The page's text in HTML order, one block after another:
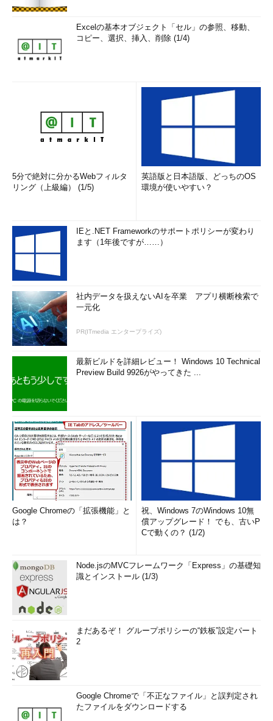
Excelの基本オブジェクト「セル」の参照、移動、
コピー、選択、挿入、削除 (1/4)
5分で絶対に分かるWebフィルタ
リング（上級編） (1/5)
英語版と日本語版、どっちのOS
環境が使いやすい？
IEと.NET Frameworkのサポートポリシーが変わり
ます（1年後ですが……）
社内データを扱えないAIを卒業 アプリ横断検索で
一元化
PR(ITmedia エンタープライズ)
最新ビルドを詳細レビュー！ Windows 10 Technical
Preview Build 9926がやってきた ...
Google Chromeの「拡張機能」と
は？
祝、Windows 7のWindows 10無
償アップグレード！ でも、古いP
Cで動くの？ (1/2)
Node.jsのMVCフレームワーク「Express」の基礎知
識とインストール (1/3)
まだあるぞ！ グループポリシーの“鉄板”設定パート
2
Google Chromeで「不正なファイル」と誤判定され
たファイルをダウンロードする